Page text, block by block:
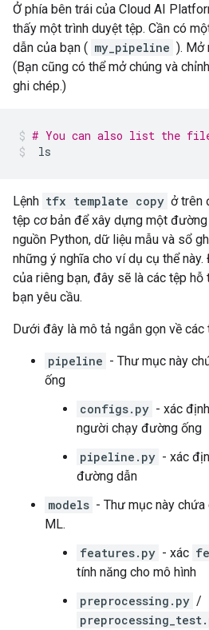
Ở phía bên trái của Cloud AI
thấy một trình duyệt tệp. Cần có
dẫn của bạn ( my_pipeline ). Mở
(Bạn cũng có thể mở chúng và
ghi chép.)
# You can also list the
ls
Lệnh tfx template copy ở trên
tệp cơ bản để xây dựng một
nguồn Python, dữ liệu mẫu và sổ
những ý nghĩa cho ví dụ cụ thể
của riêng bạn, đây sẽ là các tệp
bạn yêu cầu.
Dưới đây là mô tả ngắn gọn về các
pipeline - Thư mục này
ống
configs.py - xác
người chạy đường ống
pipeline.py - xác
đường dẫn
models - Thư mục này
ML.
features.py - xác
tính năng cho mô hình
preprocessing.py /